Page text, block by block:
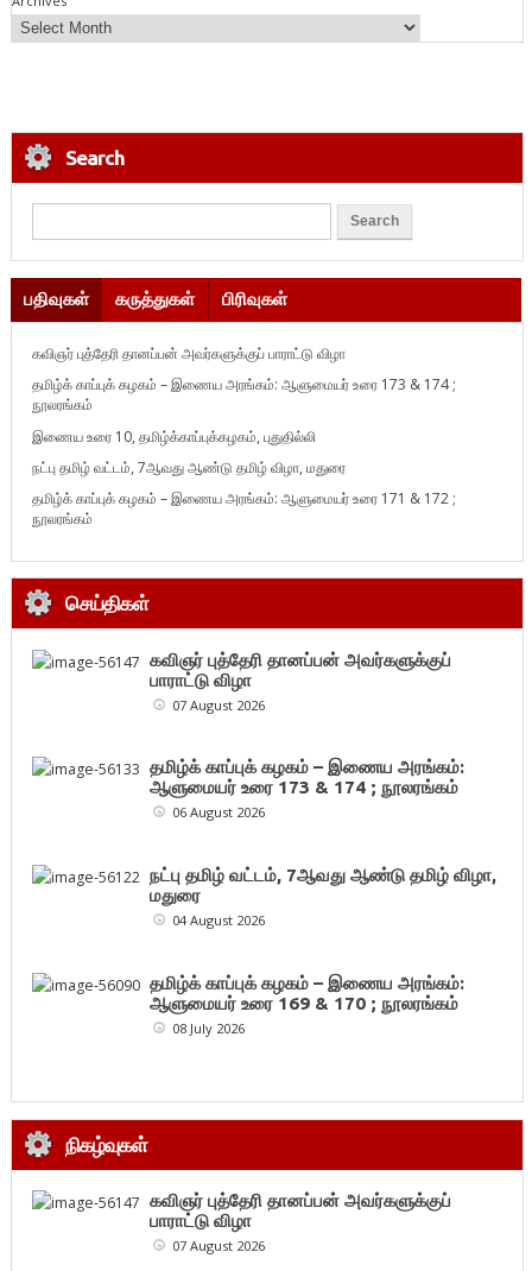
Search
பதிவுகள் கருத்துகள் பிரிவுகள்
கவிஞர் புத்தேரி தானப்பன் அவர்களுக்குப் பாராட்டு விழா
தமிழ்க் காப்புக் கழகம் – இணைய அரங்கம்: ஆளுமையர் உரை 173 & 174 ;
நூலரங்கம்
இணைய உரை 10, தமிழ்க்காப்புக்கழகம், புதுதில்லி
நட்பு தமிழ் வட்டம், 7ஆவது ஆண்டு தமிழ் விழா, மதுரை
தமிழ்க் காப்புக் கழகம் – இணைய அரங்கம்: ஆளுமையர் உரை 171 & 172 ;
நூலரங்கம்
செய்திகள்
கவிஞர் புத்தேரி தானப்பன் அவர்களுக்குப்
பாராட்டு விழா
07 August 2026
தமிழ்க் காப்புக் கழகம் – இணைய அரங்கம்:
ஆளுமையர் உரை 173 & 174 ; நூலரங்கம்
06 August 2026
நட்பு தமிழ் வட்டம், 7ஆவது ஆண்டு தமிழ் விழா,
மதுரை
04 August 2026
தமிழ்க் காப்புக் கழகம் – இணைய அரங்கம்:
ஆளுமையர் உரை 169 & 170 ; நூலரங்கம்
08 July 2026
நிகழ்வுகள்
கவிஞர் புத்தேரி தானப்பன் அவர்களுக்குப்
பாராட்டு விழா
07 August 2026